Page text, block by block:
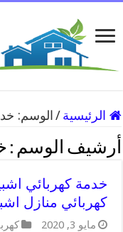
الرئيسية / الوسم:
أرشيف الوسم :
كهربائي منازل
مايو 3, 2020